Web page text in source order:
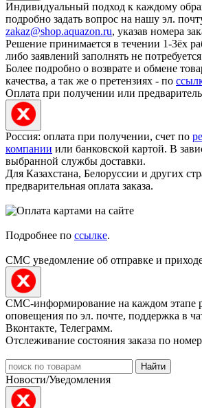
Индивидуальный подход к каждому
подробно задать вопрос на нашу эл.
zakaz@shop.aquazon.ru, указав номера
Решение принимается в течении 1-3ёх
либо заявлений заполнять не
Более подробно о возврате и обмене
качества, а так же о претензиях - по
Оплата при получении или
Россия: оплата при получении, счет по
компании или банковской картой. В
выбранной службы доставки.
Для Казахстана, Белоруссии и других
предварительная оплата заказа.
Подробнее по ссылке.
СМС уведомление об отправке и
СМС-информирование на каждом этапе
оповещения по эл. почте, поддержка в
Вконтакте, Телеграмм.
Отслеживание состояния заказа по
Найти
Новости/Уведомления